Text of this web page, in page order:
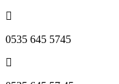
0535 645 5745